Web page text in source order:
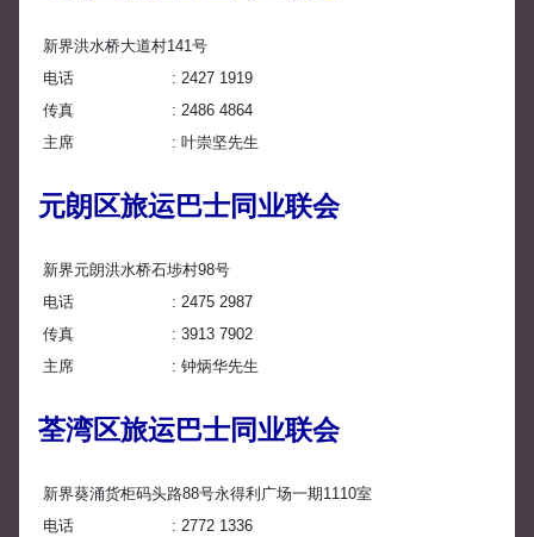
新界洪水桥大道村141号
电话
2427 1919
传真
2486 4864
主席
叶崇坚先生
元朗区旅运巴士同业联会
新界元朗洪水桥石埗村98号
电话
2475 2987
传真
3913 7902
主席
钟炳华先生
荃湾区旅运巴士同业联会
新界葵涌货柜码头路88号永得利广场一期1110室
电话
2772 1336